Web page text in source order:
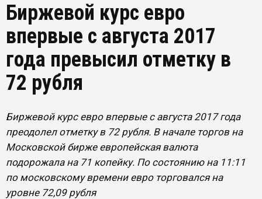
Биржевой курс евро
впервые с августа 2017
года превысил отметку в
72 рубля
Биржевой курс евро впервые с августа 2017 года
преодолел отметку в 72 рубля. В начале торгов на
Московской бирже европейская валюта
подорожала на 71 копейку. По состоянию на 11:11
по московскому времени евро торговался на
уровне 72,09 рубля